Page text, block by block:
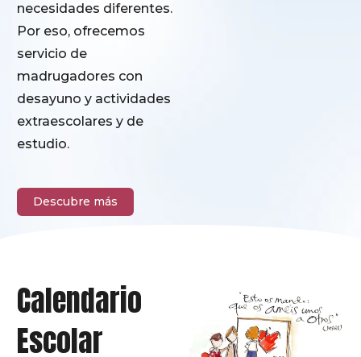
necesidades diferentes.
Por eso, ofrecemos
servicio de
madrugadores con
desayuno y actividades
extraescolares y de
estudio.
Descubre más
Calendario
Escolar